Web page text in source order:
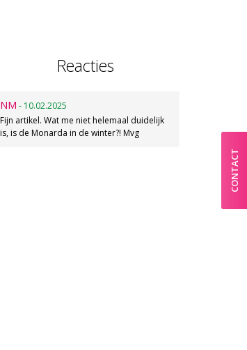
Reacties
NM - 10.02.2025
Fijn artikel. Wat me niet helemaal duidelijk
is, is de Monarda in de winter?! Mvg
CONTACT